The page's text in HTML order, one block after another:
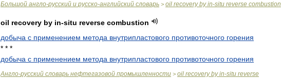
Большой англо-русский и русско-английский словарь > oil recovery by in-situ reverse combustion
oil recovery by in-situ reverse combustion
добыча с применением метода внутрипластового противоточного горения
* * *
добыча с применением метода внутрипластового противоточного горения
Англо-русский словарь нефтегазовой промышленности > oil recovery by in-situ reverse